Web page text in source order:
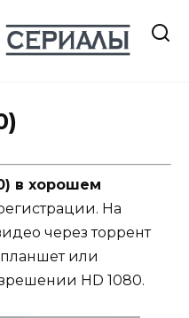
в хорошем
На
через торрент
или
HD 1080.